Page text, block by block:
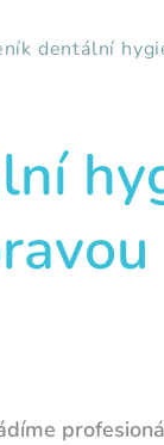
dentální